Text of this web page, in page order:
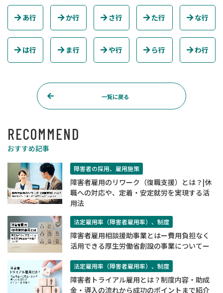
あ行 か行 さ行 た行 な行
は行 ま行 や行 ら行 わ行
一覧に戻る
RECOMMEND
おすすめ記事
障害者の採用、雇用施策
障害者雇用のリワーク（復職支援）とは？|休
職への対応や、定着・安定就労を実現する活
用法
法定雇用率（障害者雇用率）、制度
障害者雇用相談援助事業とはー費用負担なく
活用できる厚生労働省創設の事業についてー
法定雇用率（障害者雇用率）、制度
​​障害者トライアル雇用とは？制度内容・助成
金・導入の流れから成功のポイントまで紹介​